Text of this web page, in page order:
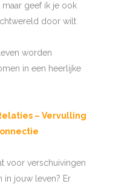
maar geef ik je ook
door wilt
worden
in een heerlijke
– Vervulling
voor verschuivingen
in jouw leven? Er